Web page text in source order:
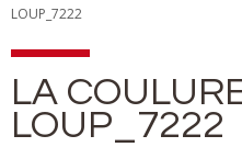
LOUP_7222
LA
LOUP_7222